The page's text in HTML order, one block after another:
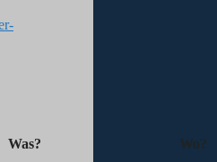
Was?
Wo?